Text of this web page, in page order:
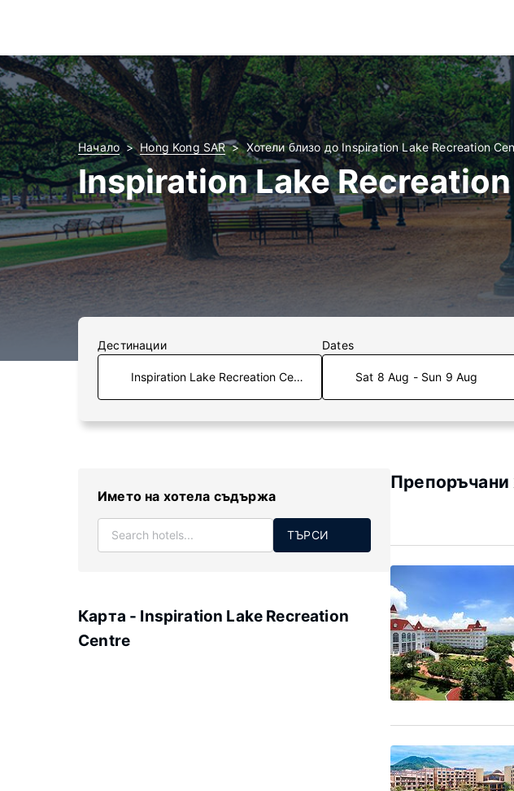
Начало Hong Kong SAR Хотели близо до Inspiration Lake Recreation
Inspiration Lake
Дестинации Dates
Sat 8 Aug - Sun 9 Aug
Името на хотела съдържа
ТЪРСИ
Карта - Inspiration Lake Recreation
Centre
Препоръчани